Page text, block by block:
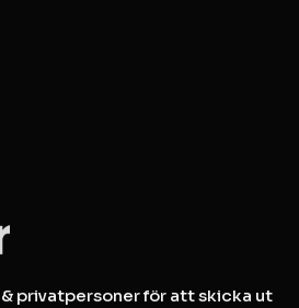
privatpersoner för att skicka ut